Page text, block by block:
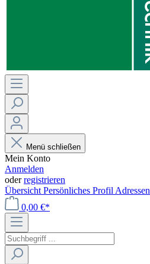
Menü schließen
Mein Konto
Anmelden
oderregistrieren
Übersicht Persönliches Profil Adressen
0,00 €*